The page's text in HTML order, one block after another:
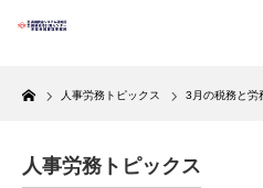
Home
人事労務トピックス 3月の税務と労
人事労務トピックス